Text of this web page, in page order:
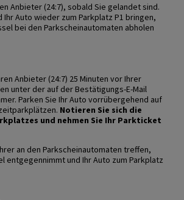
Anbieter (24:7), sobald Sie gelandet sind.
Ihr Auto wieder zum Parkplatz P1 bringen,
bei den Parkscheinautomaten abholen
Anbieter (24:7) 25 Minuten vor Ihrer
unter der auf der Bestätigungs-E-Mail
Parken Sie Ihr Auto vorrübergehend auf
Notieren Sie sich die
und nehmen Sie Ihr Parkticket
an den Parkscheinautomaten treffen,
entgegennimmt und Ihr Auto zum Parkplatz